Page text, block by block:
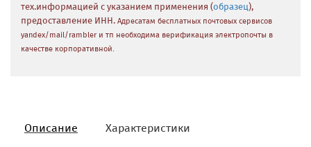
тех.информацией с указанием применения (образец),
предоставление ИНН. Адресатам бесплатных почтовых сервисов
yandex/mail/rambler и тп необходима верификация электропочты в
качестве корпоративной.
Описание Характеристики